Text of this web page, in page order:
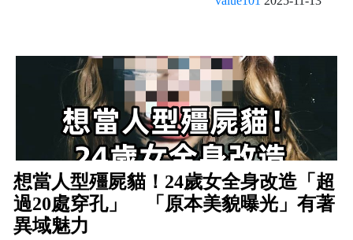
想當人型殭屍貓！24歲女全身改造「超
過20處穿孔」 「原本美貌曝光」有著
異域魅力